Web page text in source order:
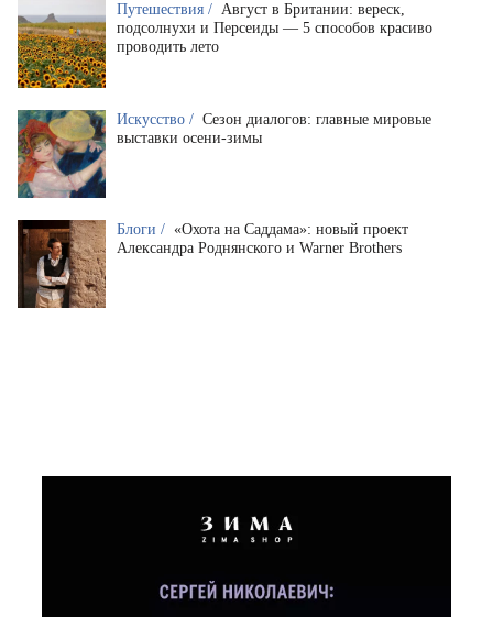
Путешествия / Август в Британии: вереск,
подсолнухи и Персеиды — 5 способов красиво
проводить лето
Искусство / Сезон диалогов: главные мировые
выставки осени-зимы
Блоги / «Охота на Саддама»: новый проект
Александра Роднянского и Warner Brothers